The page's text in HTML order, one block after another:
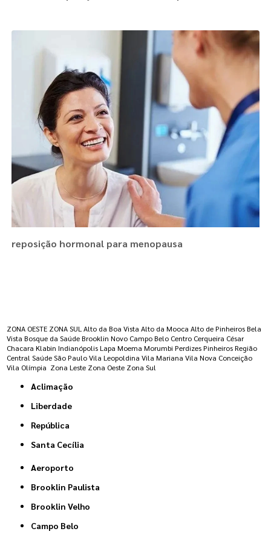
reposição hormonal para menopausa
ZONA OESTE ZONA SUL Alto da Boa Vista Alto da Mooca Alto de Pinheiros Bela
Vista Bosque da Saúde Brooklin Novo Campo Belo Centro Cerqueira César
Chacara Klabin Indianópolis Lapa Moema Morumbi Perdizes Pinheiros Região
Central Saúde São Paulo Vila Leopoldina Vila Mariana Vila Nova Conceição
Vila Olímpia Zona Leste Zona Oeste Zona Sul
Aclimação
Liberdade
República
Santa Cecília
Aeroporto
Brooklin Paulista
Brooklin Velho
Campo Belo